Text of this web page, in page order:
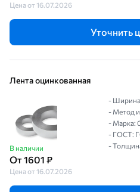
Цена от 16.07.2026
Уточнить
Лента оцинкованная
В наличии
От 1601 ₽
Цена от 16.07.2026
-
- Метод
- Марка:
- ГОСТ:
-